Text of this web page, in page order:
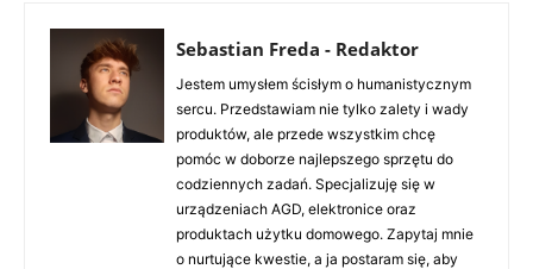
Sebastian Freda - Redaktor
Jestem umysłem ścisłym o humanistycznym
sercu. Przedstawiam nie tylko zalety i wady
produktów, ale przede wszystkim chcę
pomóc w doborze najlepszego sprzętu do
codziennych zadań. Specjalizuję się w
urządzeniach AGD, elektronice oraz
produktach użytku domowego. Zapytaj mnie
o nurtujące kwestie, a ja postaram się, aby